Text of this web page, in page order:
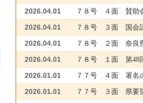
2026.04.01 ７８号 ４面 賛助
2026.04.01 ７８号 ３面 国会
2026.04.01 ７８号 ２面 奈良
2026.04.01 ７８号 １面 第48
2026.01.01 ７７号 ４面 署名
2026.01.01 ７７号 ３面 県要